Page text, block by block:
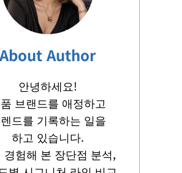
About Author
안녕하세요!
브랜드를 애정하고
드를 기록하는 일을
하고 있습니다.
경험해 본 장단점 분석,